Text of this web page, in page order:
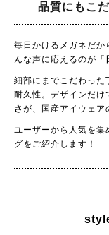
品質にもこ
毎日かけるメガネだか
んな声に応えるのが「
細部にまでこだわった
耐久性。デザインだけ
さ が、国産アイウェア
ユーザーから人気を集
グをご紹介します！